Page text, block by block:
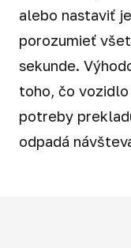
alebo nastaviť
porozumieť
sekunde.
toho, čo
potreby
odpadá